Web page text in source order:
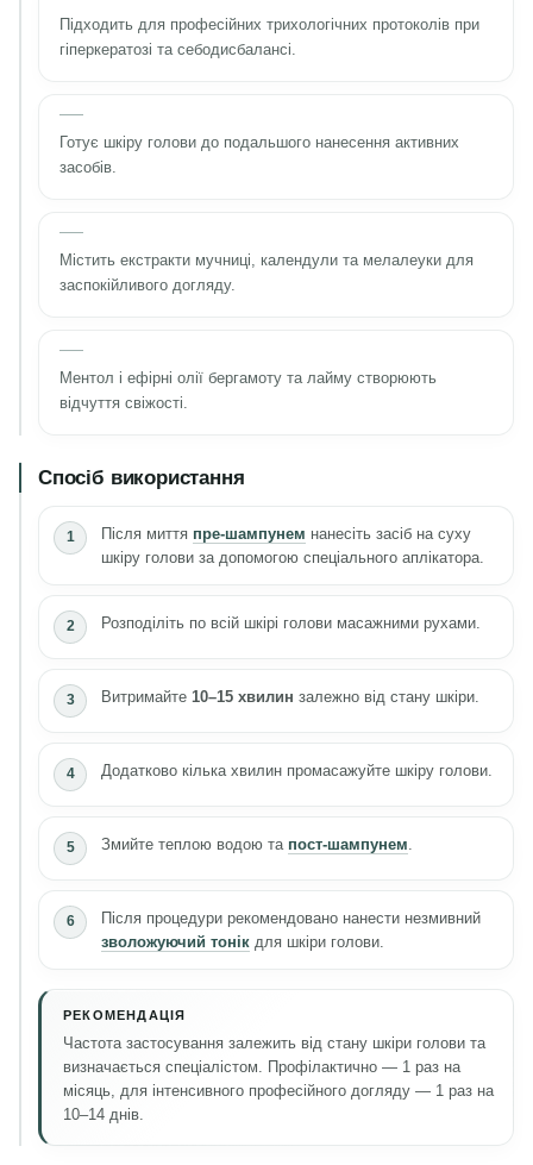
Підходить для професійних трихологічних протоколів при
гіперкератозі та себодисбалансі.
Готує шкіру голови до подальшого нанесення активних
засобів.
Містить екстракти мучниці, календули та мелалеуки для
заспокійливого догляду.
Ментол і ефірні олії бергамоту та лайму створюють
відчуття свіжості.
Спосіб використання
Після миття пре-шампунем нанесіть засіб на суху
шкіру голови за допомогою спеціального аплікатора.
Розподіліть по всій шкірі голови масажними рухами.
Витримайте 10–15 хвилин залежно від стану шкіри.
Додатково кілька хвилин промасажуйте шкіру голови.
Змийте теплою водою та пост-шампунем
Після процедури рекомендовано нанести незмивний
зволожуючий тонік для шкіри голови.
РЕКОМЕНДАЦІЯ
Частота застосування залежить від стану шкіри голови та
визначається спеціалістом. Профілактично — 1 раз на
місяць, для інтенсивного професійного догляду — 1 раз на
10–14 днів.